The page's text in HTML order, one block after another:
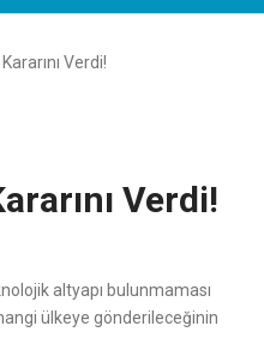
Verdi!
Verdi!
altyapı bulunmaması
ülkeye gönderileceğinin